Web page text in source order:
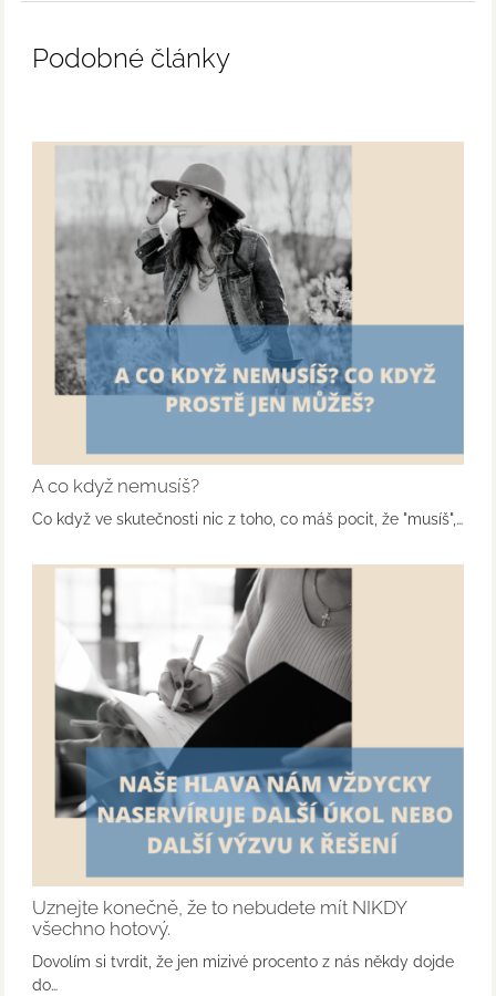
Podobné články
A co když nemusíš?
Co když ve skutečnosti nic z toho, co máš pocit, že "musíš",…
Uznejte konečně, že to nebudete mít NIKDY
všechno hotový.
Dovolím si tvrdit, že jen mizivé procento z nás někdy dojde
do…